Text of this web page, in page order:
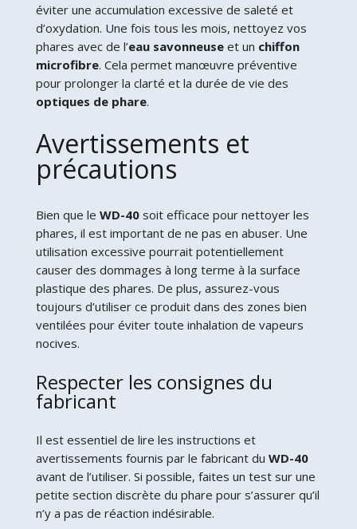
éviter une accumulation excessive de saleté et
d’oxydation. Une fois tous les mois, nettoyez vos
phares avec de l’eau savonneuseet un chiffon
microfibre. Cela permet manœuvre préventive
pour prolonger la clarté et la durée de vie des
optiques de phare.
Avertissements et
précautions
Bien que le WD-40soit efficace pour nettoyer les
phares, il est important de ne pas en abuser. Une
utilisation excessive pourrait potentiellement
causer des dommages à long terme à la surface
plastique des phares. De plus, assurez-vous
toujours d’utiliser ce produit dans des zones bien
ventilées pour éviter toute inhalation de vapeurs
nocives.
Respecter les consignes du
fabricant
Il est essentiel de lire les instructions et
avertissements fournis par le fabricant du WD-40
avant de l’utiliser. Si possible, faites un test sur une
petite section discrète du phare pour s’assurer qu’il
n’y a pas de réaction indésirable.